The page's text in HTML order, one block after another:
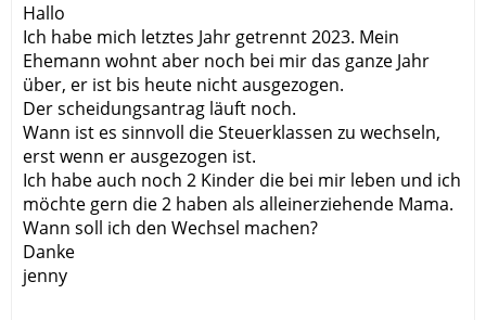
Hallo
Ich habe mich letztes Jahr getrennt 2023. Mein
Ehemann wohnt aber noch bei mir das ganze Jahr
über, er ist bis heute nicht ausgezogen.
Der scheidungsantrag läuft noch.
Wann ist es sinnvoll die Steuerklassen zu wechseln,
erst wenn er ausgezogen ist.
Ich habe auch noch 2 Kinder die bei mir leben und ich
möchte gern die 2 haben als alleinerziehende Mama.
Wann soll ich den Wechsel machen?
Danke
jenny